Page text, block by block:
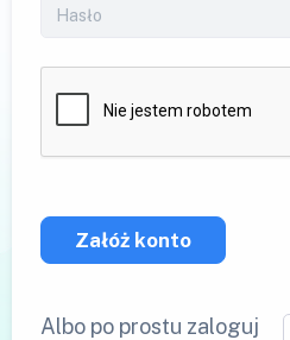
Załóż konto
Albo po prostu zaloguj